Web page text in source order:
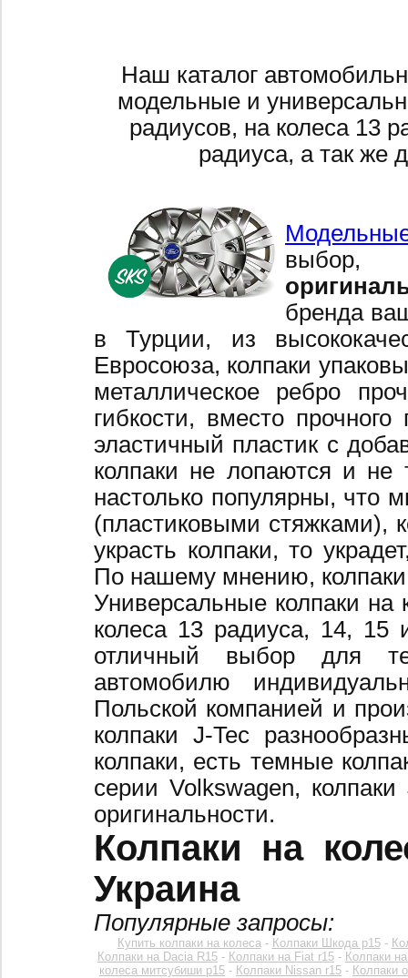
Наш каталог
модельные и
радиусов, на колеса 13
радиуса, а так же
выбор,
бренда
в Турции, из
Евросоюза, колпаки
металлическое ребро
гибкости, вместо
эластичный пластик с
колпаки не лопаются и не
настолько популярны, что
(пластиковыми стяжками),
украсть колпаки, то
По нашему мнению,
Универсальные колпаки
колеса 13 радиуса, 14,
отличный выбор для
автомобилю
Польской компанией и
колпаки J-Tec
колпаки, есть темные
серии Volkswagen,
оригинальности.
Колпаки на
Украина
Популярные запросы:
Купить колпаки на колеса- Колпаки Шкода р15-
Колпаки на Dacia R15 - Колпаки на Fiat r15 - Колпаки
колеса митсубиши р15 - Колпаки Nissan r15 - Колпаки